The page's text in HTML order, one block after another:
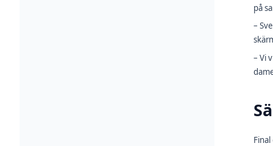
på
–
– Vi
Final